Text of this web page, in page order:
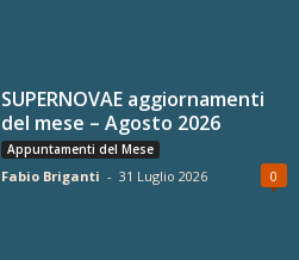
SUPERNOVAE aggiornamenti
del mese – Agosto 2026
Appuntamenti del Mese
Fabio Briganti - 31 Luglio 2026 0